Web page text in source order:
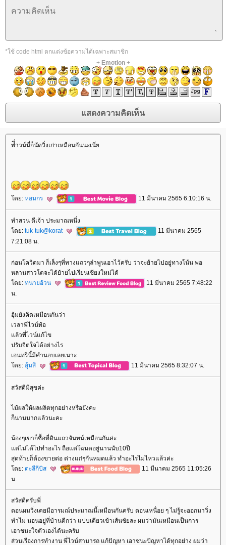
*ใช้ code html ตกแต่งข้อความได้เฉพาะสมาชิก
+ Emotion+
พี่ำวน์นี่ก็นัดวิ่งเก่าเหมือนกันนะเนี่
ดย: หอมกร 11 มีนาคม 2565 6:10:16 น.
ทำสวน ดีเจ้า ประมาณหนึ่ง
ดย: tuk-tuk@korat
11 มีนาคม 2565
7:21:08 น.
ก่อนโควิดมา ก็เล็งๆที่ทางแถวๆลำพูนเอาไว้ครับ ว่าจะย้ายไปอยู่ทางโน้น พอ
หลานสาวโตจะได้ย้ายไปเรียนเชียงใหม่ได้
ดย: ทนายอ้วน
11 มีนาคม 2565 7:48:22
น.
อุ้มยังคิดเหมือนกันว่า
เวลาพี่ไวน์ท้อ
ล้วพี่ไวน์แก้ไข
ปรับจิตใจได้อย่างไร
เอนทรี่นี้มีคำนอบเลยเนาะ
ดย: อุ้มสี 11 มีนาคม 2565 8:32:07 น.
สวัสดีมีสุขค่ะ
ไม้ผลให้ผลผลิตทุกอย่างหรือยังคะ
ก็นานมากแล้วนะคะ
น้องๆเขาก็ซื้อที่ดินแถวจันทน์เหมือนกันค่ะ
ต่ไม่ได้ไปทำอะไร ถือแต่โฉนดอยู่นานนับ10ปี
สุดท้ายก็ต้องขายต่อ ต่างแก่ๆกันหมดแล้ว ทำอะไรไม่ไหวแล้วค่ะ
ดย: ตะลีกีปัส
11 มีนาคม 2565 11:05:26
น.
สวัสดีครับพี่
ตอนผมวิ่งเคยมีอารมณ์ประมาณนี้เหมือนกันครับ ตอนเหนื่อย ๆ ไม่รู้จะออกมาวิ่ง
ทำไม นอนอยู่ที่บ้านดีกว่า แปบเดียวเข้าเส้นชัยละ ผมว่ามันเหมือนเป็นการ
เอาชนะใจตัวเองได้นะครับ
ส่วนเรื่องการทำงาน พี่ไวน์สามารถ แก้ปัญหา เอาชนะปัญหาได้ทุกอย่าง ผมว่า